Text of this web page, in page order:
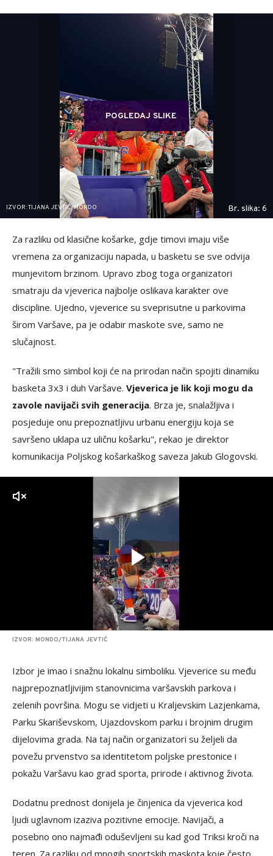
POGLEDAJ SLIKE
IZVOR: TIJANA JEVTIĆ/MONDO Br. slika: 6
Za razliku od klasične košarke, gdje timovi imaju više
vremena za organizaciju napada, u basketu se sve odvija
munjevitom brzinom. Upravo zbog toga organizatori
smatraju da vjeverica najbolje oslikava karakter ove
discipline. Ujedno, vjeverice su sveprisutne u parkovima
širom Varšave, pa je odabir maskote sve, samo ne
slučajnost.
"Tražili smo simbol koji će na prirodan način spojiti dinamiku
basketa 3x3 i duh Varšave. Vjeverica je lik koji mogu da
zavole navijači svih generacija. Brza je, snalažljiva i
posjeduje onu prepoznatljivu urbanu energiju koja se
savršeno uklapa uz uličnu košarku", rekao je direktor
komunikacija Poljskog košarkaškog saveza Jakub Glogovski.
IZVOR: MONDO/TIJANA JEVTIĆ
Izbor je imao i snažnu lokalnu simboliku. Vjeverice su među
najprepoznatljivijim stanovnicima varšavskih parkova i
zelenih površina. Mogu se vidjeti u Kraljevskim Lazjenkama,
Parku Skariševskom, Ujazdovskom parku i brojnim drugim
dijelovima grada. Na taj način organizatori su željeli da
povežu prvenstvo sa identitetom poljske prestonice i
pokažu Varšavu kao grad sporta, prirode i aktivnog života.
Dodatnu prednost donijela je činjenica da vjeverica kod
ljudi uglavnom izaziva pozitivne emocije. Navijači, a
posebno ono najmađi oduševljeni su kad god Triksi kroči na